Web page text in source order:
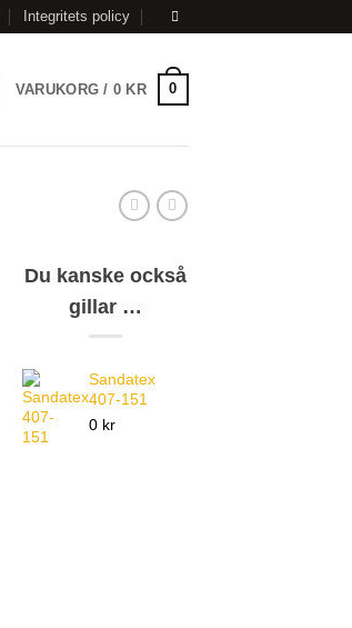
Integritets policy
VARUKORG / 0 KR 0
Du kanske också
gillar …
Sandatex
407-151
0 kr